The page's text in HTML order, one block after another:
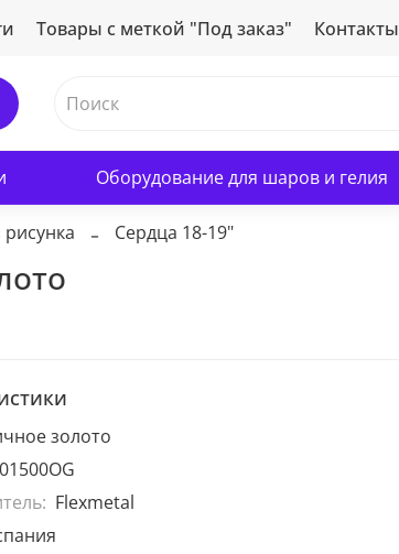
Товары с меткой "Под заказ" Контакты
Оборудование для шаров и гелия
Сердца 18-19"
золото
Flexmetal